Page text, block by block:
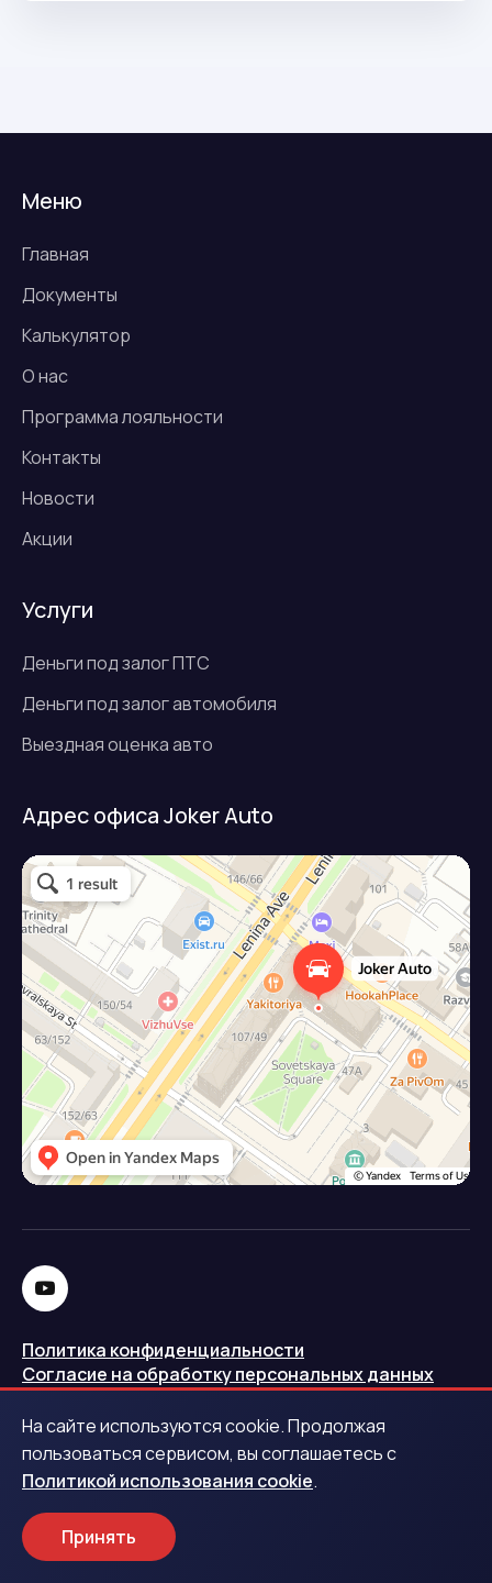
Меню
Главная
Документы
Калькулятор
О нас
Программа лояльности
Контакты
Новости
Акции
Услуги
Деньги под залог ПТС
Деньги под залог автомобиля
Выездная оценка авто
Адрес офиса Joker Auto
Джокер авто
Займ под залог авто в Подольске
Микрофинансовая организация в Подольске
Политика конфиденциальности
Согласие на обработку персональных данных
Политика использования cookie
Запись в реестре операторов персональных данных
РКН
Центральный банк Российской Федерации
На сайте используются cookie. Продолжая
пользоваться сервисом, вы соглашаетесь с
Политикой использования cookie.
Принять